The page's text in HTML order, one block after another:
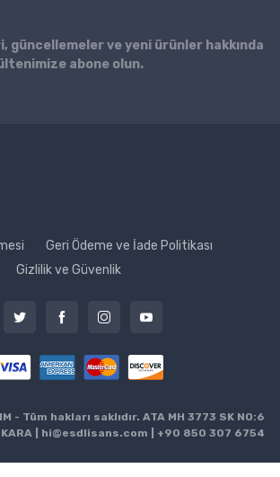
güncellemeler ve yeni ürünler hakkında
abone olun.
Geri Ödeme ve İade Politikası
Gizlilik ve Güvenlik
- Tüm hakları saklıdır. ATA MH 3773 SK NO:6
| hi@esdlisans.com +90 850 307 6754